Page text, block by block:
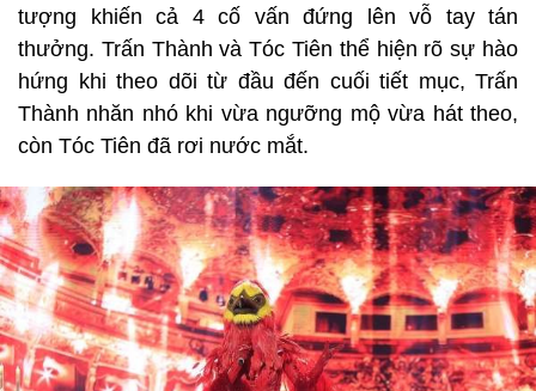
tượng khiến cả 4 cố vấn đứng lên vỗ tay tán
thưởng. Trấn Thành và Tóc Tiên thể hiện rõ sự hào
hứng khi theo dõi từ đầu đến cuối tiết mục, Trấn
Thành nhăn nhó khi vừa ngưỡng mộ vừa hát theo,
còn Tóc Tiên đã rơi nước mắt.